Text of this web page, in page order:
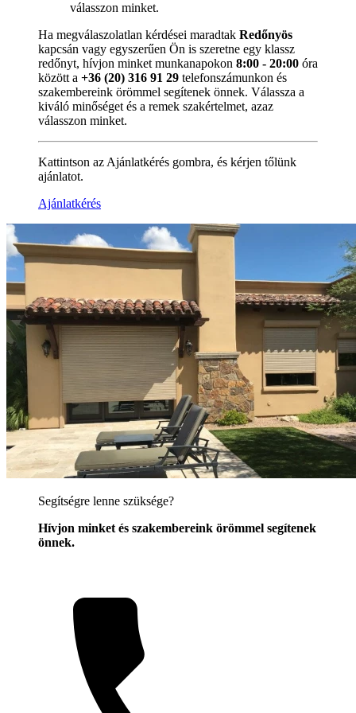
válasszon minket.
Ha megválaszolatlan kérdései maradtak Redőnyös
kapcsán vagy egyszerűen Ön is szeretne egy klassz
redőnyt, hívjon minket munkanapokon 8:00 - 20:00 óra
között a +36 (20) 316 91 29 telefonszámunkon és
szakembereink örömmel segítenek önnek. Válassza a
kiváló minőséget és a remek szakértelmet, azaz
válasszon minket.
Kattintson az Ajánlatkérés gombra, és kérjen tőlünk
ajánlatot.
Ajánlatkérés
Segítségre lenne szüksége?
Hívjon minket és szakembereink örömmel segítenek
önnek.